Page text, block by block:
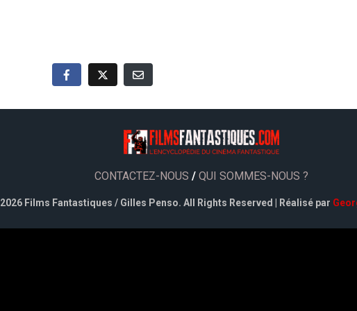
CONTACTEZ-NOUS / QUI SOMMES-NOUS ?
2026 Films Fantastiques / Gilles Penso. All Rights Reserved | Réalisé par